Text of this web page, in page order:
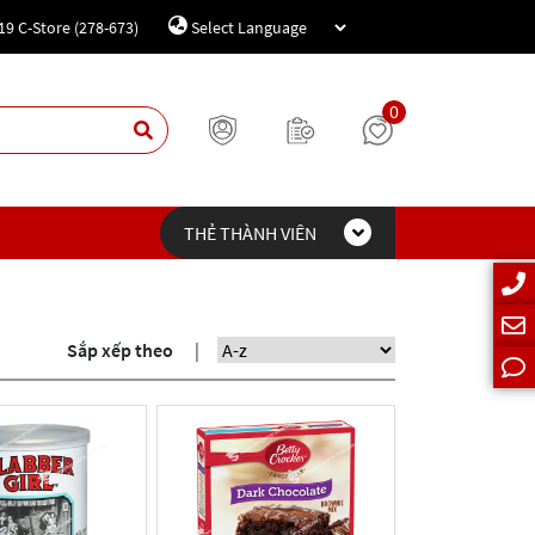
C-Store (278-673)
0
THẺ THÀNH VIÊN
Sắp xếp theo |